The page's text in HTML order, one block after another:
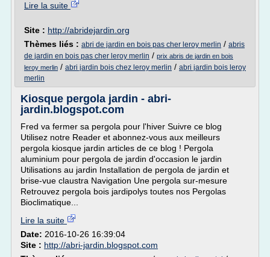
Lire la suite
Site : http://abridejardin.org
Thèmes liés : abri de jardin en bois pas cher leroy merlin / abris
de jardin en bois pas cher leroy merlin / prix abris de jardin en bois
leroy merlin / abri jardin bois chez leroy merlin / abri jardin bois leroy
merlin
Kiosque pergola jardin - abri-
jardin.blogspot.com
Fred va fermer sa pergola pour l'hiver Suivre ce blog
Utilisez notre Reader et abonnez-vous aux meilleurs
pergola kiosque jardin articles de ce blog ! Pergola
aluminium pour pergola de jardin d'occasion le jardin
Utilisations au jardin Installation de pergola de jardin et
brise-vue claustra Navigation Une pergola sur-mesure
Retrouvez pergola bois jardipolys toutes nos Pergolas
Bioclimatique...
Lire la suite
Date: 2016-10-26 16:39:04
Site : http://abri-jardin.blogspot.com